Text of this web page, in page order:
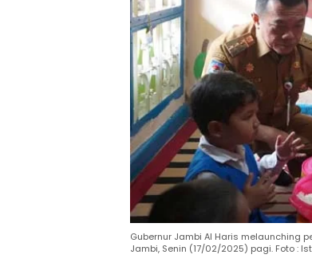
Gubernur Jambi Al Haris melaunching
Jambi, Senin (17/02/2025) pagi. Foto :